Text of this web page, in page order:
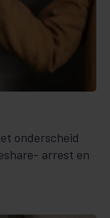
onderscheid
arrest en